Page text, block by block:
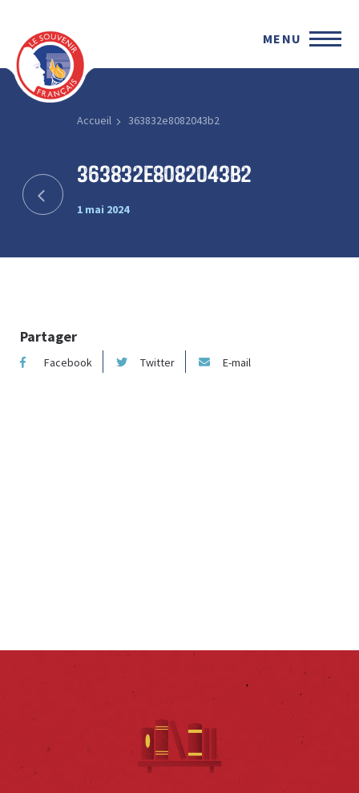
MENU
Accueil 363832e8082043b2
363832e8082043b2
1 mai 2024
Partager
Facebook Twitter E-mail